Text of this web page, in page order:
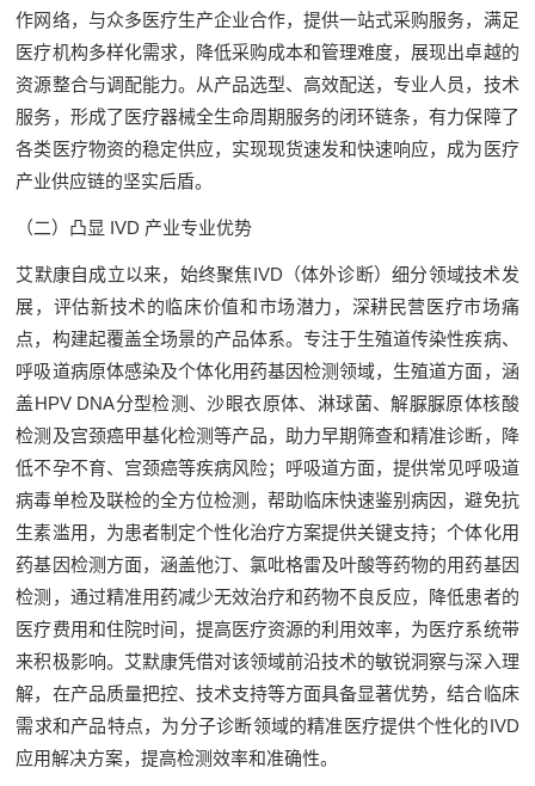
作网络，与众多医疗生产企业合作，提供一站式采购服务，满足
医疗机构多样化需求，降低采购成本和管理难度，展现出卓越的
资源整合与调配能力。从产品选型、高效配送，专业人员，技术
服务，形成了医疗器械全生命周期服务的闭环链条，有力保障了
各类医疗物资的稳定供应，实现现货速发和快速响应，成为医疗
产业供应链的坚实后盾。
（二）凸显 IVD 产业专业优势
艾默康自成立以来，始终聚焦IVD（体外诊断）细分领域技术发
展，评估新技术的临床价值和市场潜力，深耕民营医疗市场痛
点，构建起覆盖全场景的产品体系。专注于生殖道传染性疾病、
呼吸道病原体感染及个体化用药基因检测领域，生殖道方面，涵
盖HPV DNA分型检测、沙眼衣原体、淋球菌、解脲脲原体核酸
检测及宫颈癌甲基化检测等产品，助力早期筛查和精准诊断，降
低不孕不育、宫颈癌等疾病风险；呼吸道方面，提供常见呼吸道
病毒单检及联检的全方位检测，帮助临床快速鉴别病因，避免抗
生素滥用，为患者制定个性化治疗方案提供关键支持；个体化用
药基因检测方面，涵盖他汀、氯吡格雷及叶酸等药物的用药基因
检测，通过精准用药减少无效治疗和药物不良反应，降低患者的
医疗费用和住院时间，提高医疗资源的利用效率，为医疗系统带
来积极影响。艾默康凭借对该领域前沿技术的敏锐洞察与深入理
解，在产品质量把控、技术支持等方面具备显著优势，结合临床
需求和产品特点，为分子诊断领域的精准医疗提供个性化的IVD
应用解决方案，提高检测效率和准确性。